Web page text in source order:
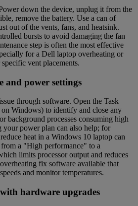
down the device, unplug it from the
remove the battery. Use a can of
out of the vents, fans, and heatsink.
bursts to avoid damaging the fan
step is often the most effective
for a Dell laptop overheating or
vent placements.
and power settings
through software. Open the Task
Windows) to identify and close any
background processes consuming high
your power plan can also help; for
heat in a Windows 10 laptop can
a "High performance" to a
limits processor output and reduces
fix software available that
and monitor temperatures.
hardware upgrades